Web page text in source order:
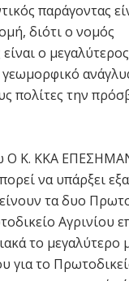
παράγοντας
διότι ο νομός
ο
γεωμορφικό
πολίτες την
Ο Κ. ΚΚΑ
να υπάρξει
τα δυο
Αγρινίου
το μεγαλύτερο
για το